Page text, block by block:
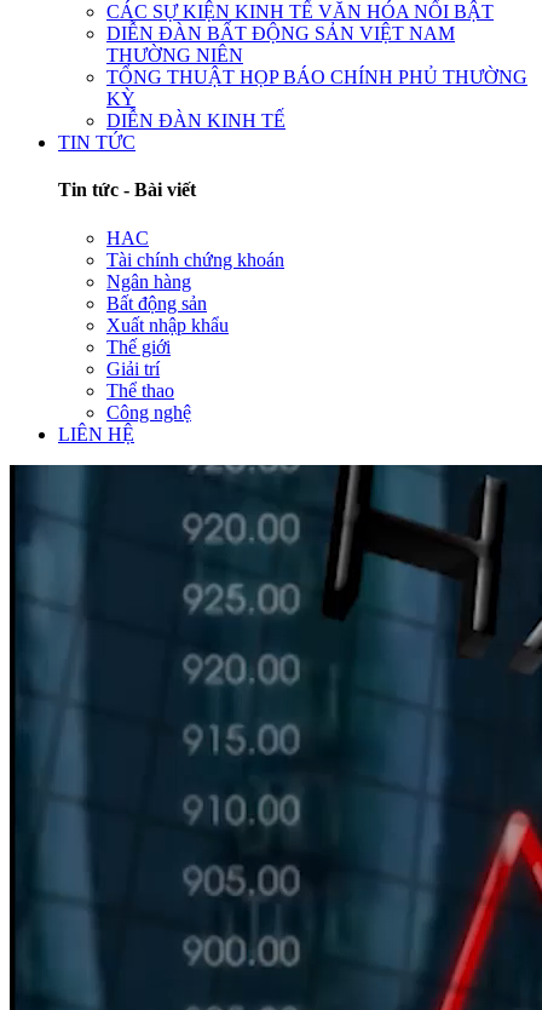
CÁC SỰ KIỆN KINH TẾ VĂN HÓA NỔI BẬT
DIỄN ĐÀN BẤT ĐỘNG SẢN VIỆT NAM
THƯỜNG NIÊN
TỔNG THUẬT HỌP BÁO CHÍNH PHỦ THƯỜNG
KỲ
DIỄN ĐÀN KINH TẾ
TIN TỨC
Tin tức - Bài viết
HAC
Tài chính chứng khoán
Ngân hàng
Bất động sản
Xuất nhập khẩu
Thế giới
Giải trí
Thể thao
Công nghệ
LIÊN HỆ